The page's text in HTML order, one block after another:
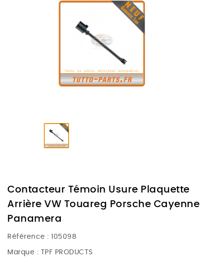
Contacteur Témoin Usure Plaquette
Arrière VW Touareg Porsche Cayenne
Panamera
Référence : 105098
Marque : TPF PRODUCTS